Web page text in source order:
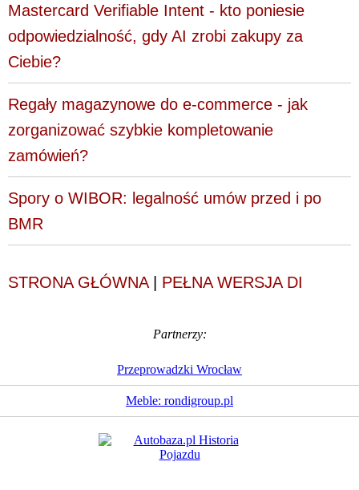
Mastercard Verifiable Intent - kto poniesie
odpowiedzialność, gdy AI zrobi zakupy za
Ciebie?
Regały magazynowe do e-commerce - jak
zorganizować szybkie kompletowanie
zamówień?
Spory o WIBOR: legalność umów przed i po
BMR
STRONA GŁÓWNA| PEŁNA WERSJA DI
Partnerzy:
Przeprowadzki Wrocław
Meble: rondigroup.pl